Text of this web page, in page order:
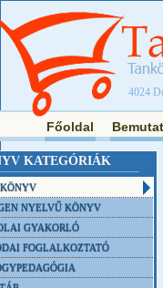
4024
Főoldal
KATEGÓRIÁK
NYELVŰ KÖNYV
GYAKORLÓ
FOGLALKOZTATÓ